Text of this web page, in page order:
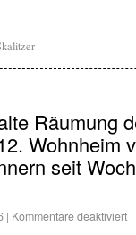
Räumung
Wohnheim
seit
| Kommentare deaktiviert